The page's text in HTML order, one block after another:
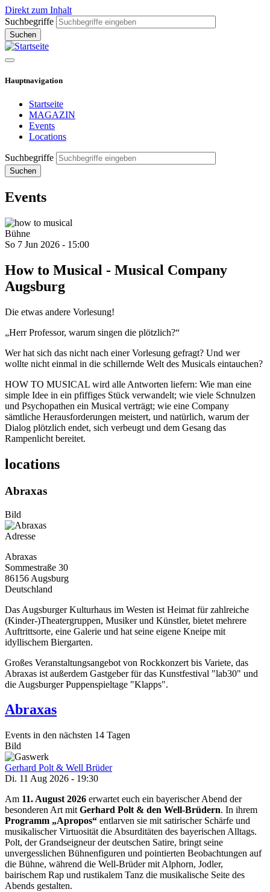
Direkt zum Inhalt
Suchbegriffe
Hauptnavigation
Startseite
MAGAZIN
Events
Locations
Suchbegriffe
Events
Bühne
So 7 Jun 2026 - 15:00
How to Musical - Musical Company
Augsburg
Die etwas andere Vorlesung!
„Herr Professor, warum singen die plötzlich?“
Wer hat sich das nicht nach einer Vorlesung gefragt? Und wer
wollte nicht einmal in die schillernde Welt des Musicals eintauchen?
HOW TO MUSICAL wird alle Antworten liefern: Wie man eine
simple Idee in ein pfiffiges Stück verwandelt; wie viele Schnulzen
und Psychopathen ein Musical verträgt; wie eine Company
sämtliche Herausforderungen meistert, und natürlich, warum der
Dialog plötzlich endet, sich verbeugt und dem Gesang das
Rampenlicht bereitet.
locations
Abraxas
Bild
Adresse
Abraxas
Sommestraße 30
86156 Augsburg
Deutschland
Das Augsburger Kulturhaus im Westen ist Heimat für zahlreiche
(Kinder-)Theatergruppen, Musiker und Künstler, bietet mehrere
Auftrittsorte, eine Galerie und hat seine eigene Kneipe mit
idyllischem Biergarten.
Großes Veranstaltungsangebot von Rockkonzert bis Variete, das
Abraxas ist außerdem Gastgeber für das Kunstfestival "lab30" und
die Augsburger Puppenspieltage "Klapps".
Abraxas
Events in den nächsten 14 Tagen
Bild
Gerhard Polt & Well Brüder
Di. 11 Aug 2026 - 19:30
Am 11. August 2026 erwartet euch ein bayerischer Abend der
besonderen Art mit Gerhard Polt & den Well-Brüdern. In ihrem
Programm „Apropos“ entlarven sie mit satirischer Schärfe und
musikalischer Virtuosität die Absurditäten des bayerischen Alltags.
Polt, der Grandseigneur der deutschen Satire, bringt seine
unvergesslichen Bühnenfiguren und pointierten Beobachtungen auf
die Bühne, während die Well-Brüder mit Alphorn, Jodler,
bairischem Rap und rustikalem Tanz die musikalische Seite des
Abends gestalten.